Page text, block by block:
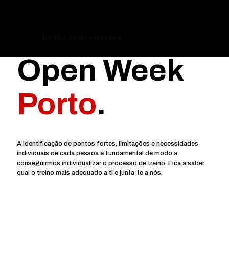
Open Week
Porto.
A identificação de pontos fortes, limitações e necessidades
individuais de cada pessoa é fundamental de modo a
conseguirmos individualizar o processo de treino. Fica a saber
qual o treino mais adequado a ti e junta-te a nós.